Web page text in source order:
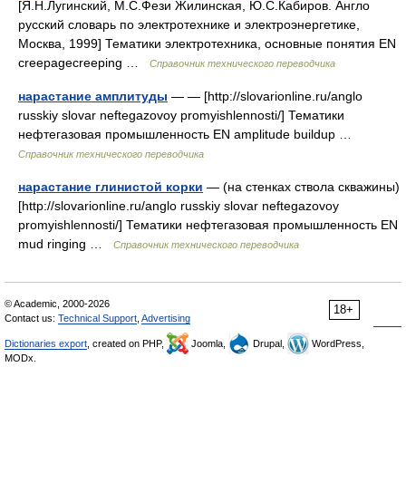
[Я.Н.Лугинский, М.С.Фези Жилинская, Ю.С.Кабиров. Англо
русский словарь по электротехнике и электроэнергетике,
Москва, 1999] Тематики электротехника, основные понятия EN
creepagecreeping …
Справочник технического переводчика
нарастание амплитуды — — [http://slovarionline.ru/anglo
russkiy slovar neftegazovoy promyishlennosti/] Тематики
нефтегазовая промышленность EN amplitude buildup …
Справочник технического переводчика
нарастание глинистой корки — (на стенках ствола скважины)
[http://slovarionline.ru/anglo russkiy slovar neftegazovoy
promyishlennosti/] Тематики нефтегазовая промышленность EN
mud ringing …
Справочник технического переводчика
18+
© Academic, 2000-2026
Contact us: Technical Support Advertising
Dictionaries export , created on PHP, Joomla, Drupal,
WordPress,
MODx.